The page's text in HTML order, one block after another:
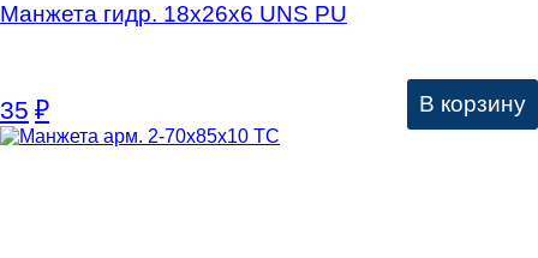
Манжета гидр. 18х26х6 UNS PU
35 ₽ В корзину